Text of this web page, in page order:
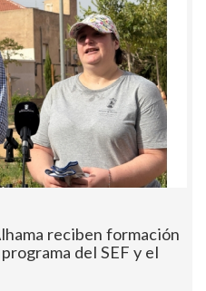
reciben formación
del SEF y el